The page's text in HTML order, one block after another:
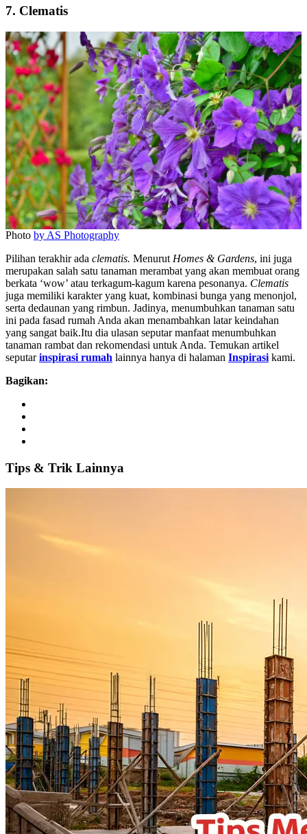
7. Clematis
Photo by AS Photography
Pilihan terakhir ada clematis. Menurut Homes & Gardens, ini juga
merupakan salah satu tanaman merambat yang akan membuat orang
berkata ‘wow’ atau terkagum-kagum karena pesonanya. Clematis
juga memiliki karakter yang kuat, kombinasi bunga yang menonjol,
serta dedaunan yang rimbun. Jadinya, menumbuhkan tanaman satu
ini pada fasad rumah Anda akan menambahkan latar keindahan
yang sangat baik.Itu dia ulasan seputar manfaat menumbuhkan
tanaman rambat dan rekomendasi untuk Anda. Temukan artikel
seputarinspirasi rumah lainnya hanya di halaman Inspirasi kami.
Bagikan:
Tips & Trik Lainnya